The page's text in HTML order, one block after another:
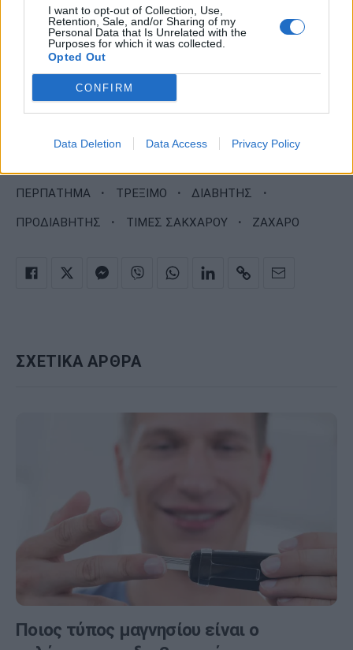
I want to opt-out of Collection, Use,
Retention, Sale, and/or Sharing of my
Personal Data that Is Unrelated with the
Purposes for which it was collected.
Opted Out
CONFIRM
Data Deletion Data Access Privacy Policy
ΠΕΡΠΑΤΗΜΑ · ΤΡΕΞΙΜΟ · ΔΙΑΒΗΤΗΣ ·
ΠΡΟΔΙΑΒΗΤΗΣ · ΤΙΜΕΣ ΣΑΚΧΑΡΟΥ · ΖΑΧΑΡΟ
ΣΧΕΤΙΚΑ ΑΡΘΡΑ
Ποιος τύπος μαγνησίου είναι ο